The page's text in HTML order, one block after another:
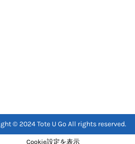
© 2024 Tote U Go All rights reserved.
Cookie設定を表示